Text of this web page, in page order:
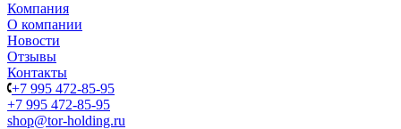
Компания
О компании
Новости
Отзывы
Контакты
+7 995 472-85-95
+7 995 472-85-95
shop@tor-holding.ru